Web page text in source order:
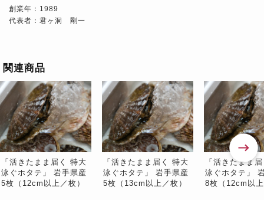
創業年：1989
代表者：君ヶ洞 剛一
関連商品
「活きたまま届く 特大
泳ぐホタテ」 岩手県産
5枚（12cm以上／枚）
「活きたまま届く 特大
泳ぐホタテ」 岩手県産
5枚（13cm以上／枚）
「活きたまま
泳ぐホタテ」
8枚（12cm以